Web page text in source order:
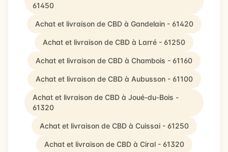
61450
Achat et livraison de CBD à Gandelain - 61420
Achat et livraison de CBD à Larré - 61250
Achat et livraison de CBD à Chambois - 61160
Achat et livraison de CBD à Aubusson - 61100
Achat et livraison de CBD à Joué-du-Bois -
61320
Achat et livraison de CBD à Cuissai - 61250
Achat et livraison de CBD à Ciral - 61320